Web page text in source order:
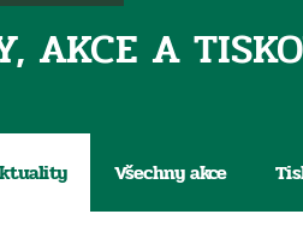
AKCE A
Všechny akce